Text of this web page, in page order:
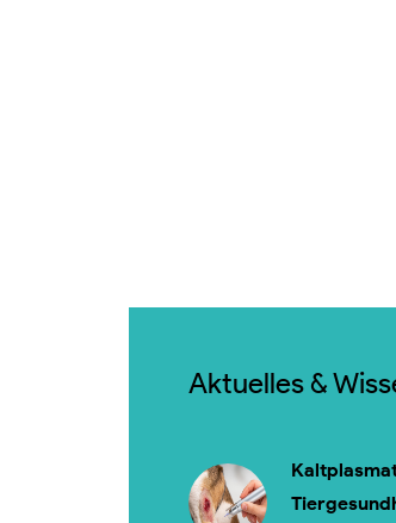
Aktuelles &